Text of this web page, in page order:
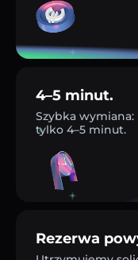
4–5 minut.
Szybka
tylko 4–5 minut.
Rezerwa